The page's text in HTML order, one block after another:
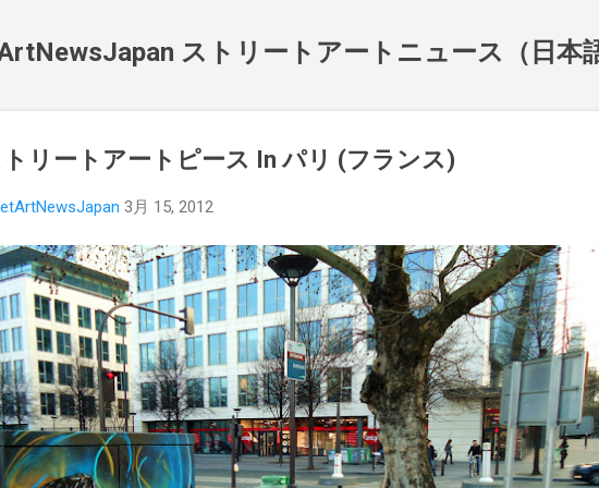
ストリートアートニュース（日本
リートアートピース In パリ (フランス)
3月 15, 2012